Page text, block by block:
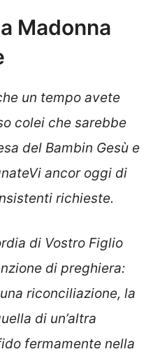
Madonna
un tempo avete
colei che sarebbe
del Bambin Gesù e
ancor oggi di
richieste.
di Vostro Figlio
di preghiera:
riconciliazione, la
di un’altra
fermamente nella